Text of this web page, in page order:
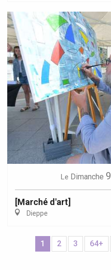
Le Dimanche 9
[Marché d'art]
Dieppe
1 2 3 64+